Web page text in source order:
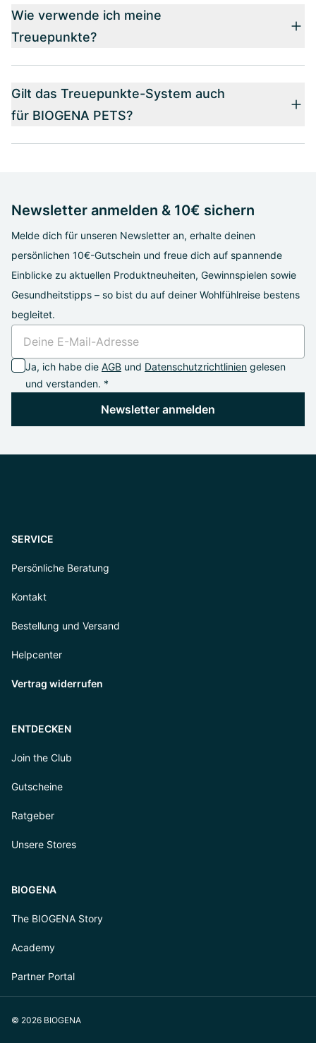
Wie verwende ich meine
Treuepunkte?
Gilt das Treuepunkte-System auch
für BIOGENA PETS?
Newsletter anmelden & 10€ sichern
Melde dich für unseren Newsletter an, erhalte deinen
persönlichen 10€-Gutschein und freue dich auf spannende
Einblicke zu aktuellen Produktneuheiten, Gewinnspielen sowie
Gesundheitstipps – so bist du auf deiner Wohlfühlreise bestens
begleitet.
Ja, ich habe die AGB und Datenschutzrichtlinien gelesen
und verstanden. *
Newsletter anmelden
SERVICE
Persönliche Beratung
Kontakt
Bestellung und Versand
Helpcenter
Vertrag widerrufen
ENTDECKEN
Join the Club
Gutscheine
Ratgeber
Unsere Stores
BIOGENA
The BIOGENA Story
Academy
Partner Portal
© 2026 BIOGENA